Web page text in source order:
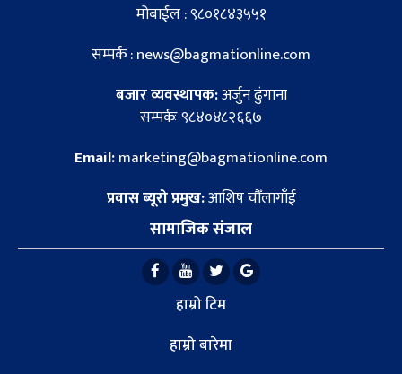
मोबाईल : ९८०१८४३५५१
सम्पर्क : news@bagmationline.com
बजार व्यवस्थापक:अर्जुन ढुंगाना
सम्पर्कः ९८४०४८२६६७
Email:marketing@bagmationline.com
प्रवास ब्यूरो प्रमुख:आशिष चौँलागाँई
सामाजिक संजाल
हाम्रो टिम
हाम्रो बारेमा